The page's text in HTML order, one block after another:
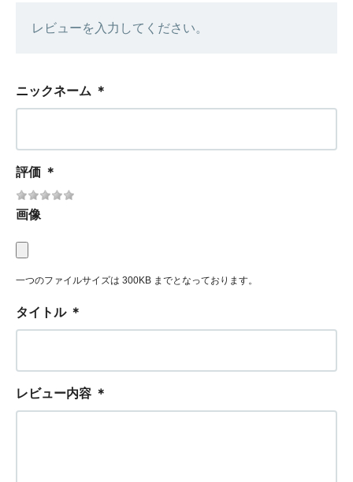
レビューを入力してください。
ニックネーム ＊
評価 ＊
画像
一つのファイルサイズは 300KB までとなっております。
タイトル ＊
レビュー内容 ＊